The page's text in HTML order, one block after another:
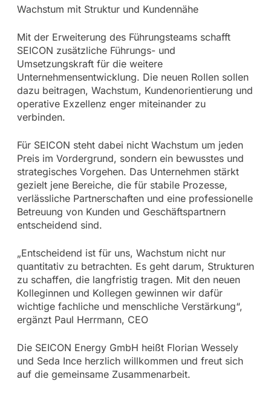
Wachstum mit Struktur und Kundennähe
Mit der Erweiterung des Führungsteams schafft
SEICON zusätzliche Führungs- und
Umsetzungskraft für die weitere
Unternehmensentwicklung. Die neuen Rollen sollen
dazu beitragen, Wachstum, Kundenorientierung und
operative Exzellenz enger miteinander zu
verbinden.
Für SEICON steht dabei nicht Wachstum um jeden
Preis im Vordergrund, sondern ein bewusstes und
strategisches Vorgehen. Das Unternehmen stärkt
gezielt jene Bereiche, die für stabile Prozesse,
verlässliche Partnerschaften und eine professionelle
Betreuung von Kunden und Geschäftspartnern
entscheidend sind.
„Entscheidend ist für uns, Wachstum nicht nur
quantitativ zu betrachten. Es geht darum, Strukturen
zu schaffen, die langfristig tragen. Mit den neuen
Kolleginnen und Kollegen gewinnen wir dafür
wichtige fachliche und menschliche Verstärkung“,
ergänzt Paul Herrmann, CEO
Die SEICON Energy GmbH heißt Florian Wessely
und Seda Ince herzlich willkommen und freut sich
auf die gemeinsame Zusammenarbeit.